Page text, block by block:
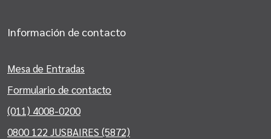
Información de contacto
Mesa de Entradas
Formulario de contacto
(011) 4008-0200
0800 122 JUSBAIRES (5872)